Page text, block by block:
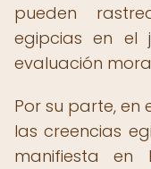
pueden
egipcias en el
evaluación
Por su parte, en
las creencias
manifiesta